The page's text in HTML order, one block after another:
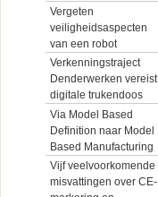
Vergeten
veiligheidsaspecten
van een robot
Verkenningstraject
Denderwerken vereist
digitale trukendoos
Via Model Based
Definition naar Model
Based Manufacturing
Vijf veelvoorkomende
misvattingen over CE-